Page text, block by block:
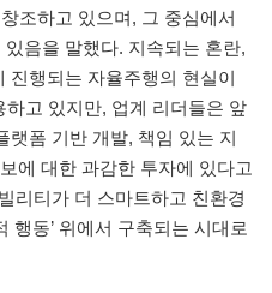
조하고 있으며, 그 중심에서
음을 말했다. 지속되는 혼란,
진행되는 자율주행의 현실이
고 있지만, 업계 리더들은 앞
랫폼 기반 개발, 책임 있는 지
에 대한 과감한 투자에 있다고
리티가 더 스마트하고 친환경
행동’ 위에서 구축되는 시대로